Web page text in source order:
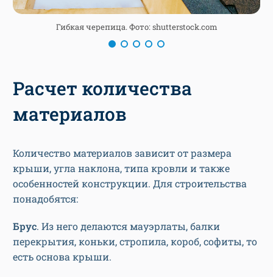
Гибкая черепица. Фото: shutterstock.com
Расчет количества
материалов
Количество материалов зависит от размера
крыши, угла наклона, типа кровли и также
особенностей конструкции. Для строительства
понадобятся:
Брус. Из него делаются мауэрлаты, балки
перекрытия, коньки, стропила, короб, софиты, то
есть основа крыши.